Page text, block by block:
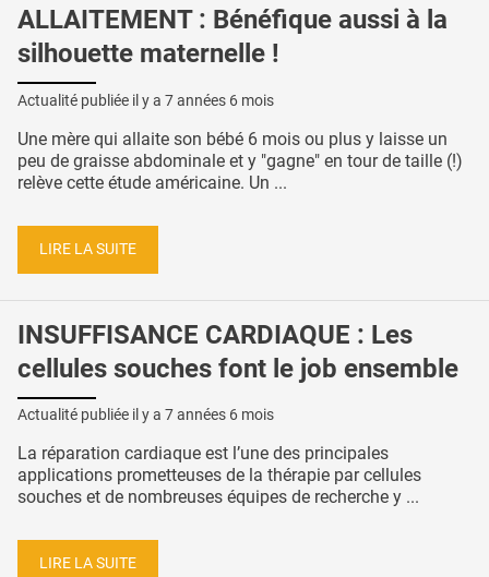
ALLAITEMENT : Bénéfique aussi à la
silhouette maternelle !
Actualité publiée il y a 7 années 6 mois
Une mère qui allaite son bébé 6 mois ou plus y laisse un
peu de graisse abdominale et y "gagne" en tour de taille (!)
relève cette étude américaine. Un ...
LIRE LA SUITE
INSUFFISANCE CARDIAQUE : Les
cellules souches font le job ensemble
Actualité publiée il y a 7 années 6 mois
La réparation cardiaque est l’une des principales
applications prometteuses de la thérapie par cellules
souches et de nombreuses équipes de recherche y ...
LIRE LA SUITE